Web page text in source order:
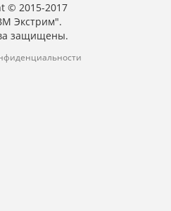
© 2015-2017
Экстрим".
защищены.